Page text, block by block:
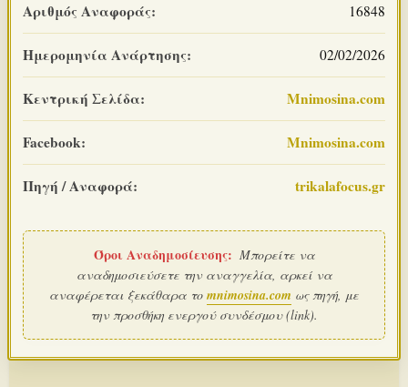
Αριθμός Αναφοράς: 16848
Ημερομηνία Ανάρτησης: 02/02/2026
Κεντρική Σελίδα: Mnimosina.com
Facebook: Mnimosina.com
Πηγή / Αναφορά: trikalafocus.gr
Όροι Αναδημοσίευσης: Μπορείτε να
αναδημοσιεύσετε την αναγγελία, αρκεί να
αναφέρεται ξεκάθαρα το mnimosina.com ως πηγή, με
την προσθήκη ενεργού συνδέσμου (link).